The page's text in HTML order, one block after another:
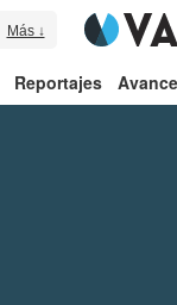
Más ↓
Reportajes